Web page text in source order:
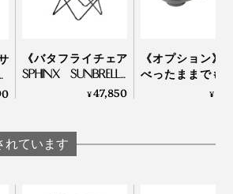
すすめですが、キャンプ場へ持ち込
サイズかあらかじめご確認くださ
行品のフレームは、すべて「グレー」に変更となりま
よる引張・疲労・耐紫外線試験など
品質を維持し、2020年にはEPV（無
造部には5年間もの保証付き。技術と
かれながら、星を眺めてプカプカ浮
《バタフライチェア
SPHINX SUNBRELLA
LFM2859》ハンモッ
たりとくつろげる
「折りたたみチェ
¥47,850
《オプション》
べったままでも
届く、『Lafuma
¥
れています